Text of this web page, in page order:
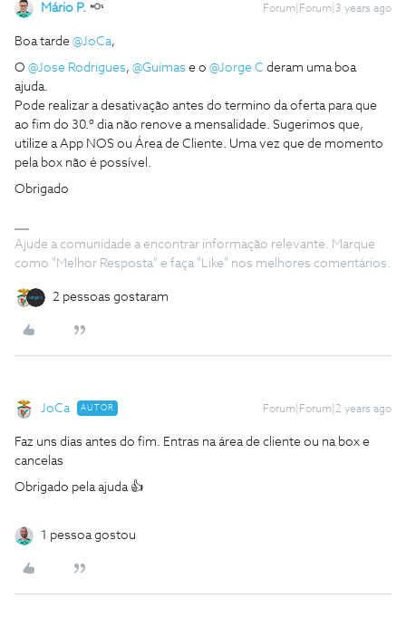
Mário P. Forum|Forum|3 years ago
Boa tarde @JoCa,
O @Jose Rodrigues, @Guimas e o @Jorge C deram uma boa
ajuda.
Pode realizar a desativação antes do termino da oferta para que
ao fim do 30.º dia não renove a mensalidade. Sugerimos que,
utilize a App NOS ou Área de Cliente. Uma vez que de momento
pela box não é possível.
Obrigado
Ajude a comunidade a encontrar informação relevante. Marque
como "Melhor Resposta" e faça "Like" nos melhores comentários.
2 pessoas gostaram
JoCa AUTOR Forum|Forum|2 years ago
Faz uns dias antes do fim. Entras na área de cliente ou na box e
cancelas
Obrigado pela ajuda 👍
1 pessoa gostou